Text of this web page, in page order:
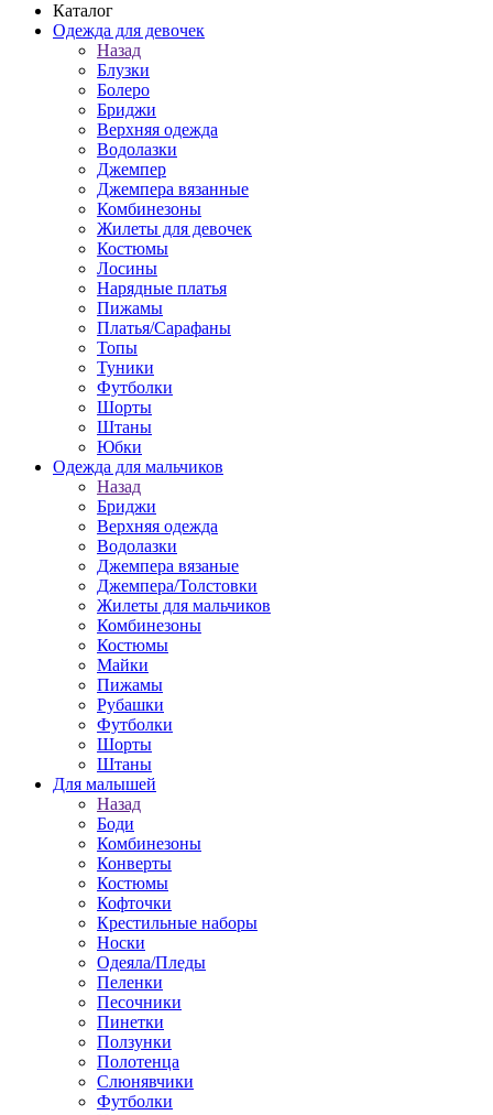
Каталог
Одежда для девочек
Назад
Блузки
Болеро
Бриджи
Верхняя одежда
Водолазки
Джемпер
Джемпера вязанные
Комбинезоны
Жилеты для девочек
Костюмы
Лосины
Нарядные платья
Пижамы
Платья/Сарафаны
Топы
Туники
Футболки
Шорты
Штаны
Юбки
Одежда для мальчиков
Назад
Бриджи
Верхняя одежда
Водолазки
Джемпера вязаные
Джемпера/Толстовки
Жилеты для мальчиков
Комбинезоны
Костюмы
Майки
Пижамы
Рубашки
Футболки
Шорты
Штаны
Для малышей
Назад
Боди
Комбинезоны
Конверты
Костюмы
Кофточки
Крестильные наборы
Носки
Одеяла/Пледы
Пеленки
Песочники
Пинетки
Ползунки
Полотенца
Слюнявчики
Футболки